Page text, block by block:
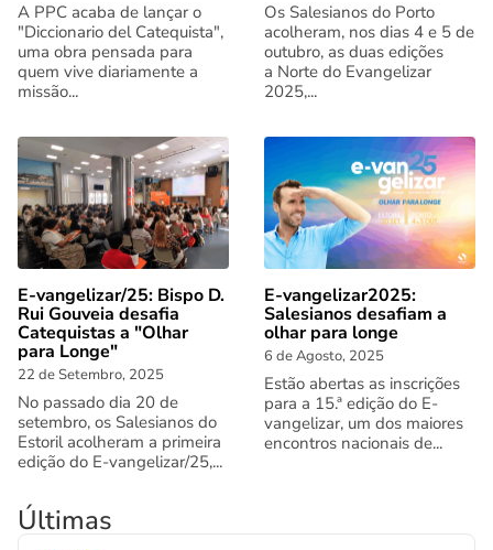
A PPC acaba de lançar o
"Diccionario del Catequista",
uma obra pensada para
quem vive diariamente a
missão...
Os Salesianos do Porto
acolheram, nos dias 4 e 5 de
outubro, as duas edições
a Norte do Evangelizar
2025,...
E-vangelizar/25: Bispo D.
Rui Gouveia desafia
Catequistas a "Olhar
para Longe"
22 de Setembro, 2025
No passado dia 20 de
setembro, os Salesianos do
Estoril acolheram a primeira
edição do E-vangelizar/25,...
E-vangelizar2025:
Salesianos desafiam a
olhar para longe
6 de Agosto, 2025
Estão abertas as inscrições
para a 15.ª edição do E-
vangelizar, um dos maiores
encontros nacionais de...
Últimas